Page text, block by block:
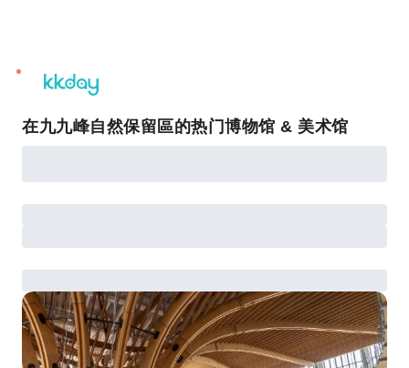
unread
notifications
在九九峰自然保留區的热门博物馆 & 美术馆